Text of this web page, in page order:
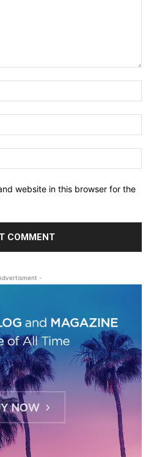
website in this browser for the
-